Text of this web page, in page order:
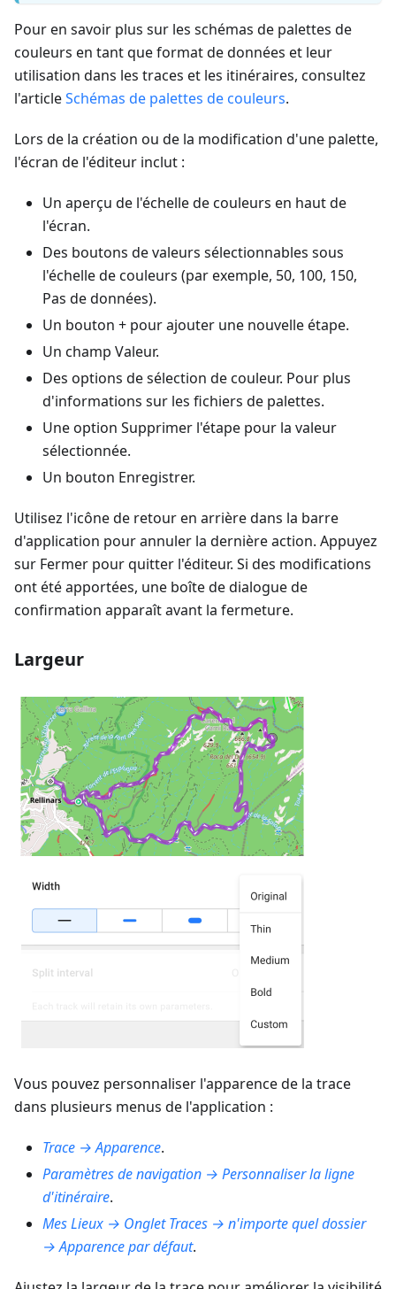
Pour en savoir plus sur les schémas de palettes de
couleurs en tant que format de données et leur
utilisation dans les traces et les itinéraires, consultez
l'articleSchémas de palettes de couleurs.
Lors de la création ou de la modification d'une palette,
l'écran de l'éditeur inclut :
Un aperçu de l'échelle de couleurs en haut de
l'écran.
Des boutons de valeurs sélectionnables sous
l'échelle de couleurs (par exemple, 50, 100, 150,
Pas de données).
Un bouton + pour ajouter une nouvelle étape.
Un champ Valeur.
Des options de sélection de couleur. Pour plus
d'informations sur les fichiers de palettes.
Une option Supprimer l'étape pour la valeur
sélectionnée.
Un bouton Enregistrer.
Utilisez l'icône de retour en arrière dans la barre
d'application pour annuler la dernière action. Appuyez
sur Fermer pour quitter l'éditeur. Si des modifications
ont été apportées, une boîte de dialogue de
confirmation apparaît avant la fermeture.
Largeur
Vous pouvez personnaliser l'apparence de la trace
dans plusieurs menus de l'application :
Trace → Apparence.
Paramètres de navigation → Personnaliser la ligne
d'itinéraire.
Mes Lieux → Onglet Traces → n'importe quel dossier
→ Apparence par défaut.